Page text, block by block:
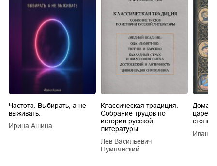
Частота. Выбирать, а не
выживать.
Ирина Ашина
Классическая традиция.
Собрание трудов по
истории русской
литературы
Лев Васильевич
Пумпянский
царей
Иван